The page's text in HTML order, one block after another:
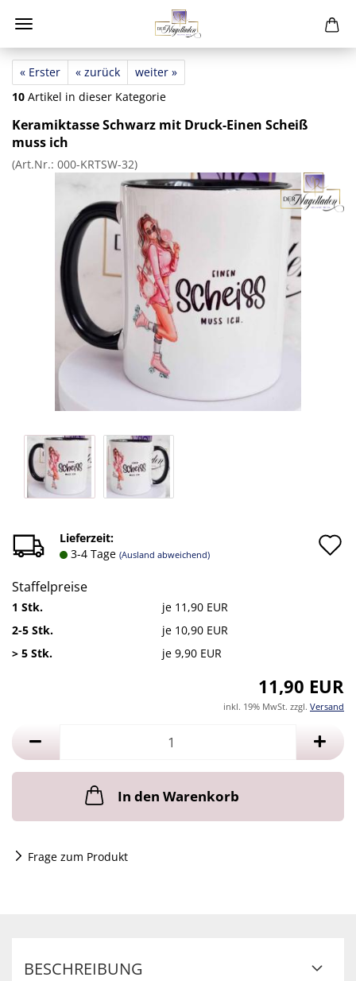
« Erster « zurück
weiter »
10 Artikel in dieser Kategorie
Keramiktasse Schwarz mit Druck-Einen Scheiß
muss ich
(Art.Nr.: 000-KRTSW-32)
Lieferzeit:
3-4 Tage (Ausland abweichend)
Staffelpreise
1 Stk.
je 11,90 EUR
2-5 Stk.
je 10,90 EUR
> 5 Stk.
je 9,90 EUR
11,90 EUR
inkl. 19% MwSt. zzgl. Versand
In den Warenkorb
Frage zum Produkt
BESCHREIBUNG